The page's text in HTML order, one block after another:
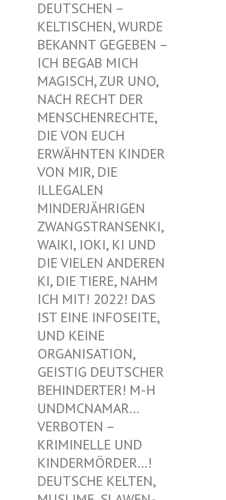
EUTSCHEN – K
ELTISCHEN, WURDE B
EKANNT GEGEBEN – I
CH BEGAB MICH M
AGISCH, ZUR UNO, N
ACH RECHT DER M
ENSCHENRECHTE, D
IE VON EUCH E
RWÄHNTEN KINDER V
ON MIR, DIE I
LLEGALEN M
INDERJÄHRIGEN Z
WANGSTRANSENKI, W
AIKI, IOKI, KI UND D
IE VIELEN ANDEREN K
I, DIE TIERE, NAHM I
CH MIT! 2022! DAS I
ST EINE INFOSEITE, U
ND KEINE O
RGANISATION, G
EISTIG DEUTSCHER B
EHINDERTER! M-H U
NDMCNAMAR… V
ERBOTEN – K
RIMINELLE UND K
INDERMÖRDER…! D
EUTSCHE KELTEN, M